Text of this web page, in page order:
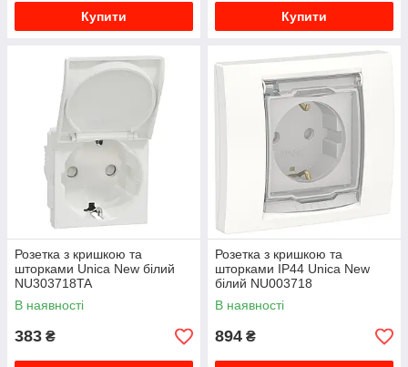
Купити Купити
Розетка з кришкою та
шторками Unica New білий
NU303718TA
В наявності
383 ₴
Розетка з кришкою та
шторками IP44 Unica New
білий NU003718
В наявності
894 ₴